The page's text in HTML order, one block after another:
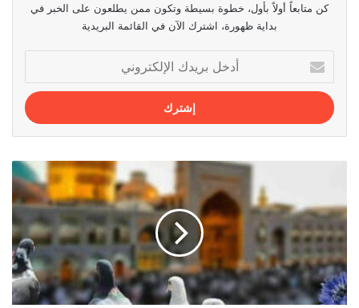
كن متابعاً أولاً بأول، خطوة بسيطة وتكون ممن يطلعون على الخبر في
بداية ظهورة، اشترك الآن في القائمة البريدية
بريدك
الإلكتروني
في
إيران
وضريح
الإمام
رضا